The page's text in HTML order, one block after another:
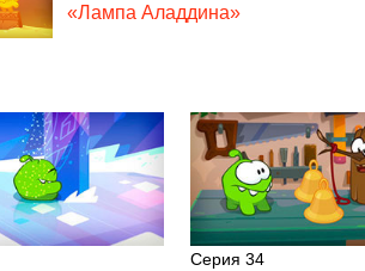
«Лампа Аладдина»
Серия 34